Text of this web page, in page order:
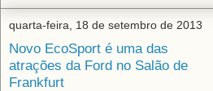
quarta-feira, 18 de setembro de 2013
Novo EcoSport é uma das
atrações da Ford no Salão de
Frankfurt